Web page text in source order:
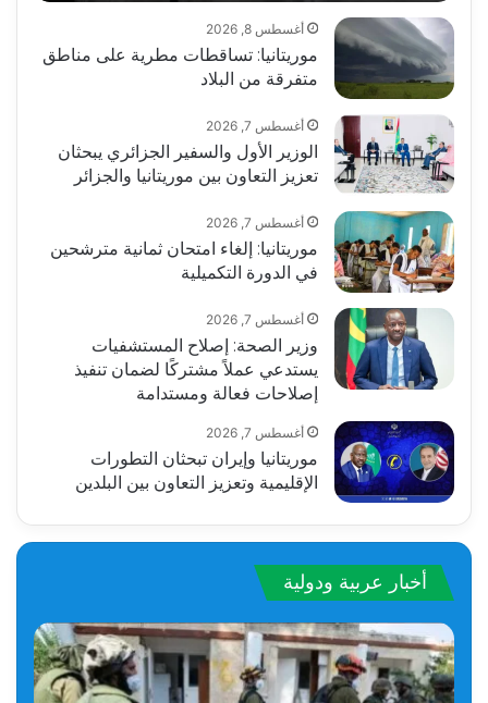
أغسطس 8, 2026
موريتانيا: تساقطات مطرية على مناطق
متفرقة من البلاد
أغسطس 7, 2026
الوزير الأول والسفير الجزائري يبحثان
تعزيز التعاون بين موريتانيا والجزائر
أغسطس 7, 2026
موريتانيا: إلغاء امتحان ثمانية مترشحين
في الدورة التكميلية
أغسطس 7, 2026
وزير الصحة: إصلاح المستشفيات
يستدعي عملاً مشتركًا لضمان تنفيذ
إصلاحات فعالة ومستدامة
أغسطس 7, 2026
موريتانيا وإيران تبحثان التطورات
الإقليمية وتعزيز التعاون بين البلدين
أخبار عربية ودولية